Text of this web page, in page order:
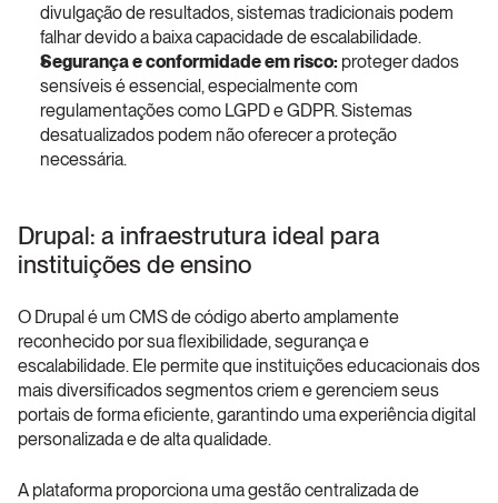
divulgação de resultados, sistemas tradicionais podem
falhar devido a baixa capacidade de escalabilidade.
Segurança e conformidade em risco: proteger dados
sensíveis é essencial, especialmente com
regulamentações como LGPD e GDPR. Sistemas
desatualizados podem não oferecer a proteção
necessária.
Drupal: a infraestrutura ideal para
instituições de ensino
O Drupal é um CMS de código aberto amplamente
reconhecido por sua flexibilidade, segurança e
escalabilidade. Ele permite que instituições educacionais dos
mais diversificados segmentos criem e gerenciem seus
portais de forma eficiente, garantindo uma experiência digital
personalizada e de alta qualidade.
A plataforma proporciona uma gestão centralizada de